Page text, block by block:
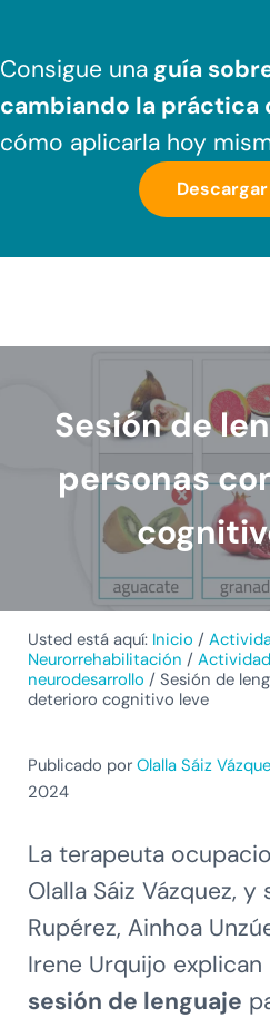
Consigue una guía
cambiando la práctica
cómo aplicarla hoy
REHABILITACIÓN COGNITIVA
Sesión de
personas
Usted está aquí: Inicio /
Neurorrehabilitación /
neurodesarrollo / Sesión de
deterioro cognitivo leve
Publicado por Olalla Sáiz
2024
La terapeuta
Olalla Sáiz Vázquez,
Rupérez, Ainhoa
Irene Urquijo
sesión de lenguaje